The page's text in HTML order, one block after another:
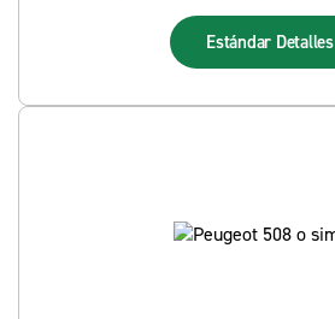
Estándar Detalles